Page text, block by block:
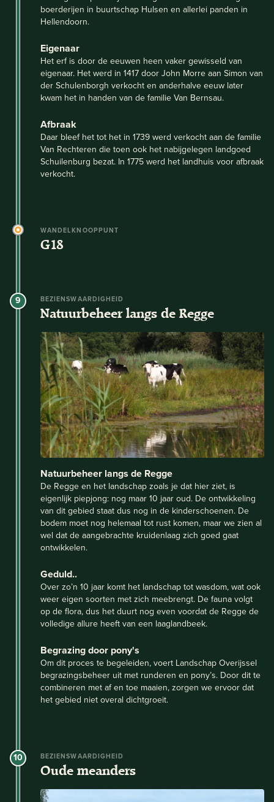
boerderijen in buurtschap Hulsen en allerlei panden in
Hellendoorn.
Eigenaar
Het erf is door de eeuwen heen vaker gewisseld van
eigenaar. Het werd in 1417 door John Morre aan Simon van
der Schulenborgh verkocht en anderhalve eeuw later
kwam het in handen van de familie Van Bernsau.
Afbraak
Daar bleef het tot het in 1739 werd verkocht aan de familie
Van Rechteren die toen ook het nabijgelegen landgoed
Schuilenburg bezat. In 1775 werd het landhuis voor afbraak
verkocht.
WANDELKNOOPPUNT
G18
9 BEZIENSWAARDIGHEID
Natuurbeheer langs de Regge
Natuurbeheer langs de Regge
De Regge en het landschap zoals je dat hier ziet, is
eigenlijk piepjong: nog maar 10 jaar oud. De ontwikkeling
van dit gebied staat dus nog in de kinderschoenen. De
bodem moet nog helemaal tot rust komen, maar we zien al
wel dat de aangebrachte kruidenlaag zich goed gaat
ontwikkelen.
Geduld..
Over zo’n 10 jaar komt het landschap tot wasdom, wat ook
weer eigen soorten met zich meebrengt. De fauna volgt
op de flora, dus het duurt nog even voordat de Regge de
volledige allure heeft van een laaglandbeek.
Begrazing door pony's
Om dit proces te begeleiden, voert Landschap Overijssel
begrazingsbeheer uit met runderen en pony’s. Door dit te
combineren met af en toe maaien, zorgen we ervoor dat
het gebied niet overal dichtgroeit.
10 BEZIENSWAARDIGHEID
Oude meanders